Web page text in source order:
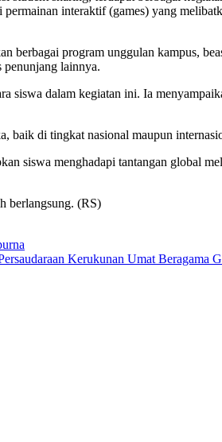
interaktif (games) yang
program unggulan kampus,
penunjang lainnya.
dalam kegiatan ini. Ia
baik di tingkat nasional maupun
siswa menghadapi tantangan global
berlangsung. (RS)
Kerukunan Umat Beragama